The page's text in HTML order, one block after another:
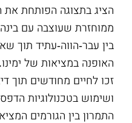
הציג בתצוגה הפותחת את
ממוחזרת שעוצבה עם
בין עבר-הווה-עתיד תוך
האופנה במציאות של
זכו לחיים מחודשים תוך
ושימוש בטכנולוגיות
התמרון בין הגורמים